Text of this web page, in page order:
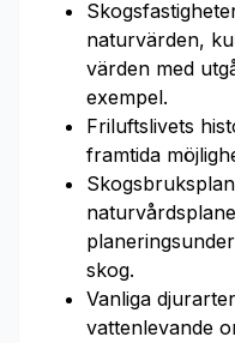
naturvärden,
värden med
exempel.
Friluftslivets
framtida
skog.
Vanliga
vattenlevande